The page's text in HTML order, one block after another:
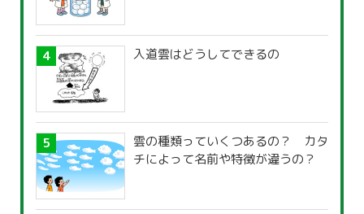
入道雲はどうしてできるの
雲の種類っていくつあるの？ カタ
チによって名前や特徴が違うの？